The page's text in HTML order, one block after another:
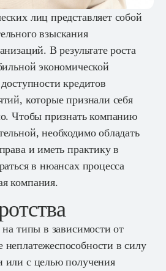
лиц представляет собой
взыскания
В результате роста
экономической
кредитов
которые признали себя
Чтобы признать компанию
необходимо обладать
и иметь практику в
в нюансах процесса
компания.
на типы в зависимости от
в силу
или с целью получения